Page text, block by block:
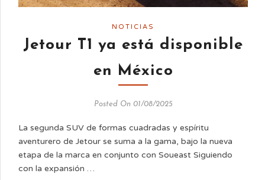
NOTICIAS
Jetour T1 ya está disponible
en México
Posted On 01/08/2025
La segunda SUV de formas cuadradas y espíritu
aventurero de Jetour se suma a la gama, bajo la nueva
etapa de la marca en conjunto con Soueast Siguiendo
con la expansión …